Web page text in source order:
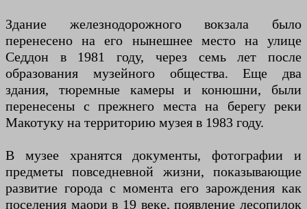
Здание железнодорожного вокзала было
перенесено на его нынешнее место на улице
Седдон в 1981 году, через семь лет после
образования музейного общества. Еще два
здания, тюремные камеры и конюшни, были
перенесены с прежнего места на берегу реки
Макотуку на территорию музея в 1983 году.
В музее хранятся документы, фотографии и
предметы повседневной жизни, показывающие
развитие города с момента его зарождения как
поселения маори в 19 веке, появление лесопилок